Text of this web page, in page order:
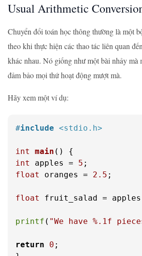
Usual Arithmetic
Chuyển đổi toán học thông thường là một
theo khi thực hiện các thao tác liên quan
khác nhau. Nó giống như một bài nhảy mà
đảm bảo mọi thứ hoạt động mượt mà.
Hãy xem một ví dụ:
#include <stdio.h>
int main ()
int
apples = 5
float
oranges = 2.5 ;
float fruit_salad = apples
printf ( "We have %.1f
return 0 ;